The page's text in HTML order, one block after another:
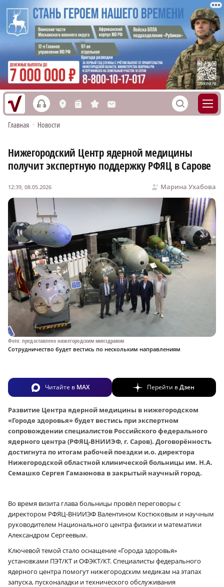
h L n s M S
Главная • Новости
Нижегородский Центр ядерной медицины
получит экспертную поддержку РФЯЦ в Сарове
Марина Ухабова
12:39, 08.05.2026
Фото: предоставлено нижегородским минздравом
Сотрудничество будет вестись по нескольким направлениям
Читайте в MAX Перейти вДзен
Развитие Центра ядерной медицины в нижегородском
«Городе здоровья» будет вестись при экспертном
сопровождении специалистов Российского федерального
ядерного центра (РФЯЦ-ВНИИЭФ, г. Саров). Договорённость
достигнута по итогам рабочей поездки и.о. директора
Нижегородской областной клинической больницы им. Н.А.
Семашко Сергея Гамаюнова в закрытый научный город.
Во время визита глава больницы провёл переговоры с
директором РФЯЦ-ВНИИЭФ Валентином Костюковым и научным
руководителем Национального центра физики и математики
Александром Сергеевым.
Ключевой темой стало оснащение «Города здоровья»
установками ПЭТ/КТ и ОФЭКТ/КТ. Специалисты федерального
ядерного центра помогут нижегородским медикам на этапах
запуска, пусконаладки и технического обслуживания